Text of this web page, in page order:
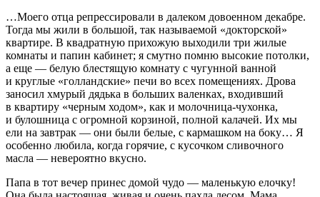
…Моего отца репрессировали в далеком довоенном декабре.
Тогда мы жили в большой, так называемой «докторской»
квартире. В квадратную прихожую выходили три жилые
комнаты и папин кабинет; я смутно помню высокие потолки,
а еще — белую блестящую комнату с чугунной ванной
и круглые «голландские» печи во всех помещениях. Дрова
заносил хмурый дядька в больших валенках, входивший
в квартиру «черным ходом», как и молочница-чухонка,
и булошница с огромной корзиной, полной калачей. Их мы
ели на завтрак — они были белые, с кармашком на боку… Я
особенно любила, когда горячие, с кусочком сливочного
масла — невероятно вкусно.
Папа в тот вечер принес домой чудо — маленькую елочку!